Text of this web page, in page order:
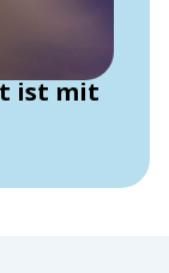
ist mit